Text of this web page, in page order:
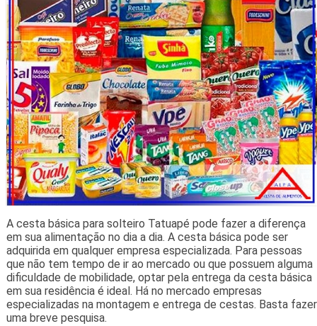
A cesta básica para solteiro Tatuapé pode fazer a diferença
em sua alimentação no dia a dia. A cesta básica pode ser
adquirida em qualquer empresa especializada. Para pessoas
que não tem tempo de ir ao mercado ou que possuem alguma
dificuldade de mobilidade, optar pela entrega da cesta básica
em sua residência é ideal. Há no mercado empresas
especializadas na montagem e entrega de cestas. Basta fazer
uma breve pesquisa.